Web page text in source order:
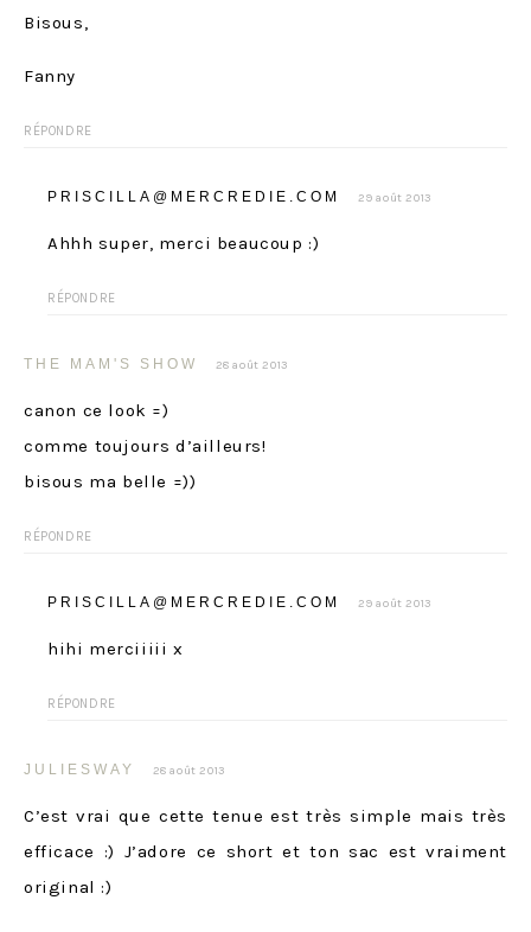
Bisous,
Fanny
RÉPONDRE
PRISCILLA@MERCREDIE.COM 29 août 2013
Ahhh super, merci beaucoup :)
RÉPONDRE
THE MAM'S SHOW 28 août 2013
canon ce look =)
comme toujours d’ailleurs!
bisous ma belle =))
RÉPONDRE
PRISCILLA@MERCREDIE.COM 29 août 2013
hihi merciiiii x
RÉPONDRE
JULIESWAY 28 août 2013
C’est vrai que cette tenue est très simple mais très
efficace :) J’adore ce short et ton sac est vraiment
original :)